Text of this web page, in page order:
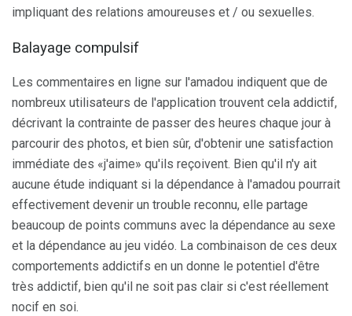
impliquant des relations amoureuses et / ou sexuelles.
Balayage compulsif
Les commentaires en ligne sur l'amadou indiquent que de
nombreux utilisateurs de l'application trouvent cela addictif,
décrivant la contrainte de passer des heures chaque jour à
parcourir des photos, et bien sûr, d'obtenir une satisfaction
immédiate des «j'aime» qu'ils reçoivent. Bien qu'il n'y ait
aucune étude indiquant si la dépendance à l'amadou pourrait
effectivement devenir un trouble reconnu, elle partage
beaucoup de points communs avec la dépendance au sexe
et la dépendance au jeu vidéo. La combinaison de ces deux
comportements addictifs en un donne le potentiel d'être
très addictif, bien qu'il ne soit pas clair si c'est réellement
nocif en soi.